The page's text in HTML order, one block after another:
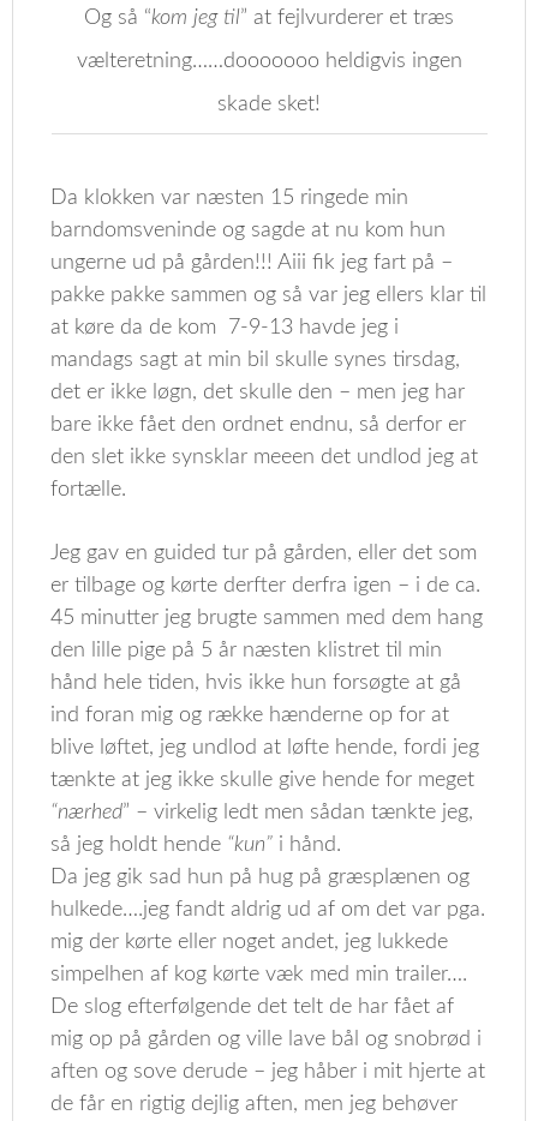
Og så “kom jeg til” at fejlvurderer et træs
vælteretning……dooooooo heldigvis ingen
skade sket!
Da klokken var næsten 15 ringede min
barndomsveninde og sagde at nu kom hun
ungerne ud på gården!!! Aiii fik jeg fart på –
pakke pakke sammen og så var jeg ellers klar til
at køre da de kom 7-9-13 havde jeg i
mandags sagt at min bil skulle synes tirsdag,
det er ikke løgn, det skulle den – men jeg har
bare ikke fået den ordnet endnu, så derfor er
den slet ikke synsklar meeen det undlod jeg at
fortælle.
Jeg gav en guided tur på gården, eller det som
er tilbage og kørte derfter derfra igen – i de ca.
45 minutter jeg brugte sammen med dem hang
den lille pige på 5 år næsten klistret til min
hånd hele tiden, hvis ikke hun forsøgte at gå
ind foran mig og række hænderne op for at
blive løftet, jeg undlod at løfte hende, fordi jeg
tænkte at jeg ikke skulle give hende for meget
“nærhed” – virkelig ledt men sådan tænkte jeg,
så jeg holdt hende “kun” i hånd.
Da jeg gik sad hun på hug på græsplænen og
hulkede….jeg fandt aldrig ud af om det var pga.
mig der kørte eller noget andet, jeg lukkede
simpelhen af kog kørte væk med min trailer….
De slog efterfølgende det telt de har fået af
mig op på gården og ville lave bål og snobrød i
aften og sove derude – jeg håber i mit hjerte at
de får en rigtig dejlig aften, men jeg behøver